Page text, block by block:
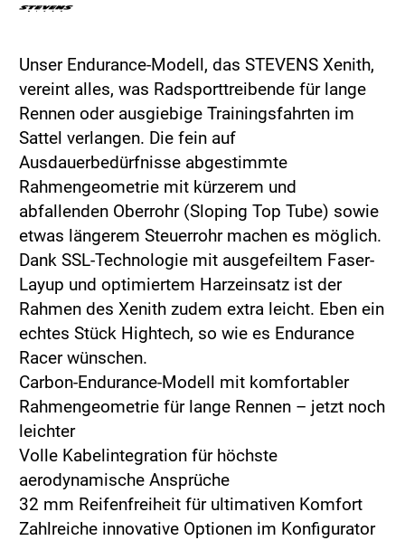
Unser Endurance-Modell, das STEVENS Xenith,
vereint alles, was Radsporttreibende für lange
Rennen oder ausgiebige Trainingsfahrten im
Sattel verlangen. Die fein auf
Ausdauerbedürfnisse abgestimmte
Rahmengeometrie mit kürzerem und
abfallenden Oberrohr (Sloping Top Tube) sowie
etwas längerem Steuerrohr machen es möglich.
Dank SSL-Technologie mit ausgefeiltem Faser-
Layup und optimiertem Harzeinsatz ist der
Rahmen des Xenith zudem extra leicht. Eben ein
echtes Stück Hightech, so wie es Endurance
Racer wünschen.
Carbon-Endurance-Modell mit komfortabler
Rahmengeometrie für lange Rennen – jetzt noch
leichter
Volle Kabelintegration für höchste
aerodynamische Ansprüche
32 mm Reifenfreiheit für ultimativen Komfort
Zahlreiche innovative Optionen im Konfigurator